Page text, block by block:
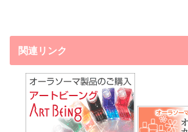
関連リンク